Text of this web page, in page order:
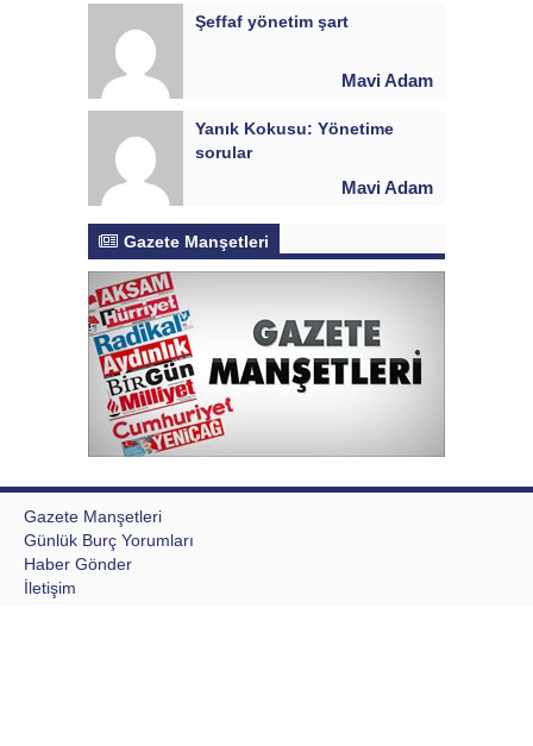
Şeffaf yönetim şart
Mavi Adam
Yanık Kokusu: Yönetime
sorular
Mavi Adam
Gazete Manşetleri
Gazete Manşetleri
Günlük Burç Yorumları
Haber Gönder
İletişim